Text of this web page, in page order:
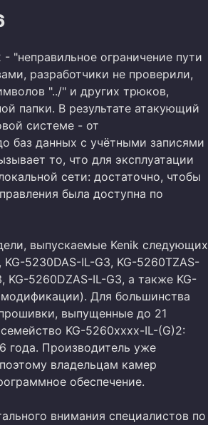
"неправильное ограничение пути
разработчики не проверили,
"../" и других трюков,
папки. В результате атакующий
системе - от
баз данных с учётными записями
то, что для эксплуатации
сети: достаточно, чтобы
была доступна по
выпускаемые Kenik следующих
5230DAS-IL-G3, KG-5260TZAS-
KG-5260DZAS-IL-G3, а также KG-
Для большинства
выпущенные до 21
KG-5260xxxx-IL-(G)2:
года. Производитель уже
владельцам камер
обеспечение.
внимания специалистов по